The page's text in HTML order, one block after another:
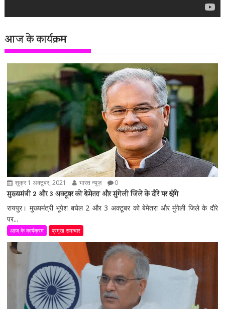
आज के कार्यक्रम
शुक्र 1 अक्टूबर, 2021 भारत न्यूज़ 0
मुख्यमंत्री 2 और 3 अक्टूबर को बेमेतरा और मुंगेली जिले के दौरे पर रहेंगे
रायपुर। मुख्यमंत्री भूपेश बघेल 2 और 3 अक्टूबर को बेमेतरा और मुंगेली जिले के दौरे
पर...
आज के कार्यक्रम प्रमुख समाचार